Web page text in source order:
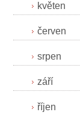
květen
červen
srpen
září
říjen